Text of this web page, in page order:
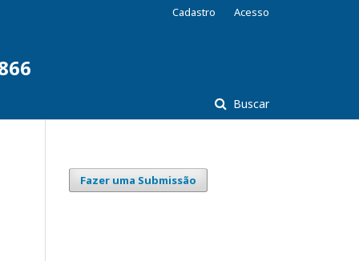
Buscar
Cadastro Acesso
Fazer uma Submissão